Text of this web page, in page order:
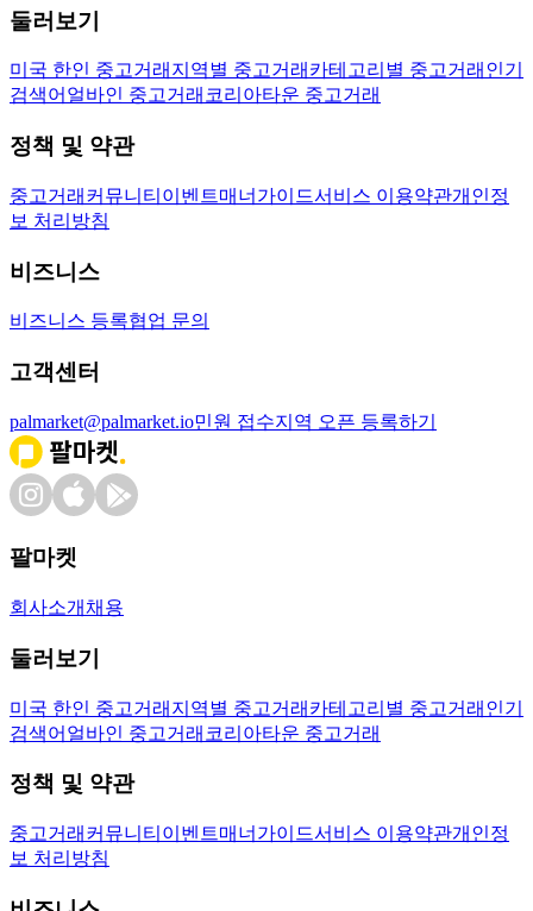
둘러보기
미국 한인 중고거래 지역별 중고거래 카테고리별 중고거래 인기
검색어 얼바인 중고거래 코리아타운 중고거래
정책 및 약관
중고거래 커뮤니티 이벤트매너가이드서비스 이용약관개인정
보 처리방침
비즈니스
비즈니스 등록협업 문의
고객센터
palmarket@palmarket.io민원 접수지역 오픈 등록하기
팔마켓
회사소개 채용
둘러보기
미국 한인 중고거래 지역별 중고거래 카테고리별 중고거래 인기
검색어 얼바인 중고거래 코리아타운 중고거래
정책 및 약관
중고거래 커뮤니티 이벤트매너가이드서비스 이용약관개인정
보 처리방침